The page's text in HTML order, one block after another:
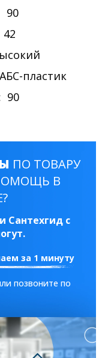
90
42
АБС-пластик
90
ПО ТОВАРУ
В
Сантехгид с
за 1 минуту
позвоните по